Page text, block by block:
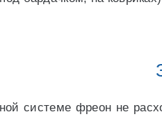
системе фреон не